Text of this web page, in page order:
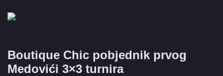
Boutique Chic pobjednik prvog
Medovići 3×3 turnira